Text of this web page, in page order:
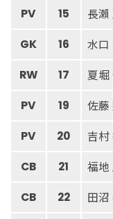
PV 15 長瀨
GK 16 水口
RW 17 夏堀
PV 19 佐藤
PV 20 吉村
CB 21 福地
CB 22 田沼